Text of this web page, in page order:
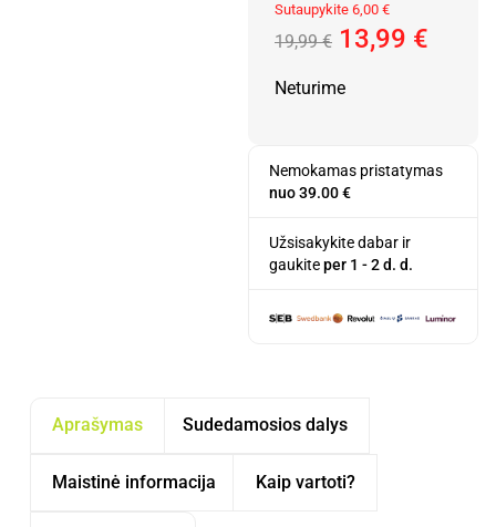
Sutaupykite 6,00 €
19,99€ 13,99 €
Neturime
Nemokamas pristatymas
nuo 39.00 €
Užsisakykite dabar ir
gaukiteper 1 - 2 d. d.
Aprašymas Sudedamosios dalys
Maistinė informacija Kaip vartoti?